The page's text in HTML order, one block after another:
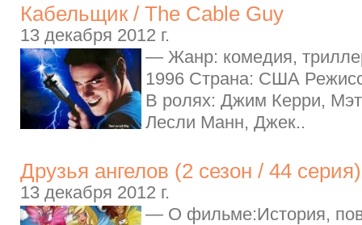
Кабельщик / The Cable Guy
13 декабря 2012 г.
— Жанр: комедия,
1996 Страна: США
В ролях: Джим Керри,
Лесли Манн, Джек..
Друзья ангелов (2 сезон / 44 серия)
13 декабря 2012 г.
— О фильме:История,